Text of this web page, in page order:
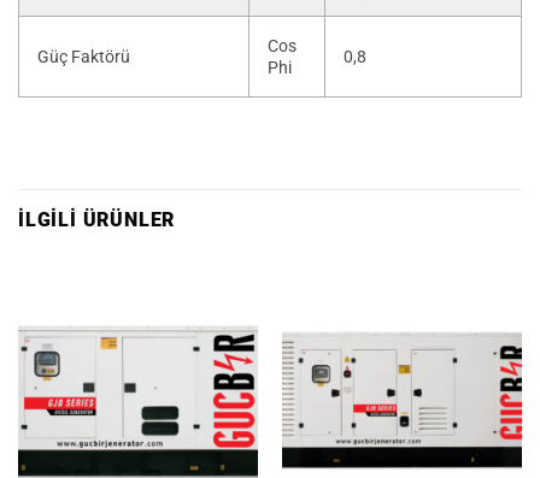
Güç Faktörü
Cos
Phi
0,8
İLGILI ÜRÜNLER